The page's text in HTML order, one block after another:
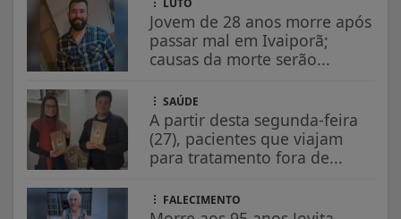
Jovem de 28 anos morre após
passar mal em Ivaiporã;
causas da morte serão...
SAÚDE
A partir desta segunda-feira
(27), pacientes que viajam
para tratamento fora de...
FALECIMENTO